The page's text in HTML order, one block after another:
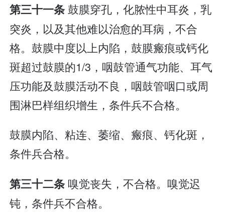
第三十一条鼓膜穿孔，化脓性中耳炎，乳
突炎，以及其他难以治愈的耳病，不合
格。鼓膜中度以上内陷，鼓膜瘢痕或钙化
斑超过鼓膜的1/3，咽鼓管通气功能、耳气
压功能及鼓膜活动不良，咽鼓管咽口或周
围淋巴样组织增生，条件兵不合格。
鼓膜内陷、粘连、萎缩、瘢痕、钙化斑，
条件兵合格。
第三十二条 嗅觉丧失，不合格。嗅觉迟
钝，条件兵不合格。